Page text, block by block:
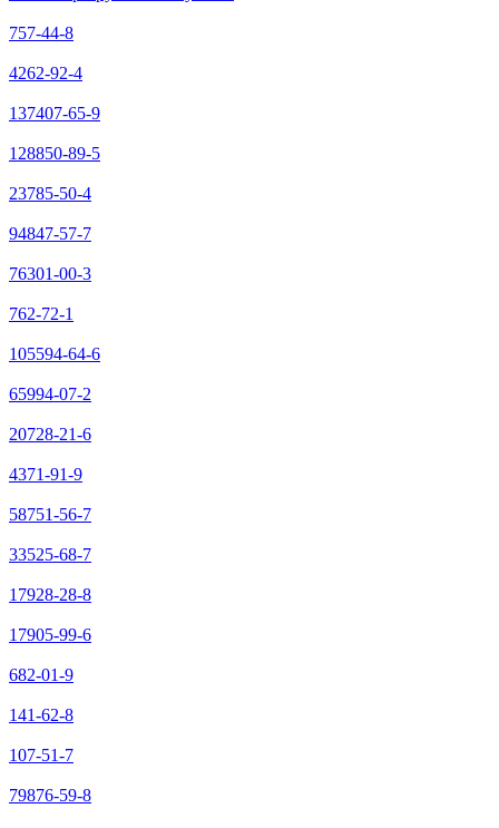
757-44-8
4262-92-4
137407-65-9
128850-89-5
23785-50-4
94847-57-7
76301-00-3
762-72-1
105594-64-6
65994-07-2
20728-21-6
4371-91-9
58751-56-7
33525-68-7
17928-28-8
17905-99-6
682-01-9
141-62-8
107-51-7
79876-59-8